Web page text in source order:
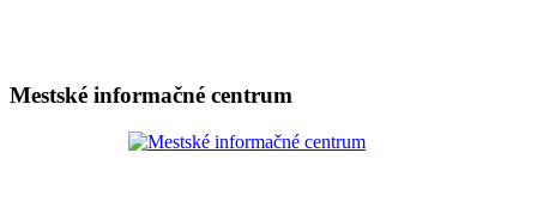
Mestské informačné centrum